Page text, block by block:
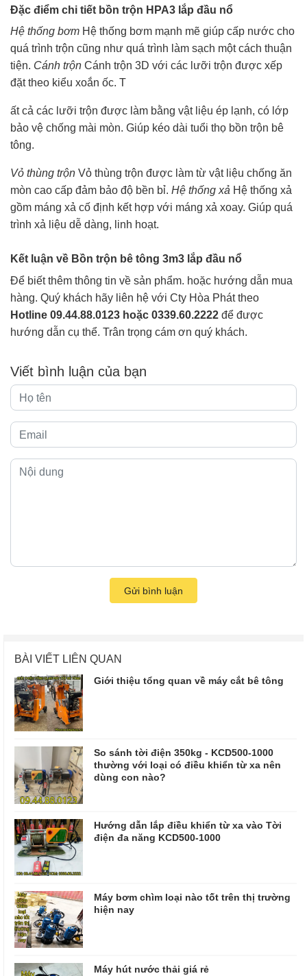
Đặc điểm chi tiết bồn trộn HPA3 lắp đầu nổ
Hệ thống bơm Hệ thống bơm mạnh mẽ giúp cấp nước cho
quá trình trộn cũng như quá trình làm sạch một cách thuận
tiện. Cánh trộn Cánh trộn 3D với các lưỡi trộn được xếp
đặt theo kiểu xoắn ốc. T
ất cả các lưỡi trộn được làm bằng vật liệu ép lạnh, có lớp
bảo vệ chống mài mòn. Giúp kéo dài tuổi thọ bồn trộn bê
tông.
Vỏ thùng trộn Vỏ thùng trộn được làm từ vật liệu chống ăn
mòn cao cấp đảm bảo độ bền bỉ. Hệ thống xả Hệ thống xả
gồm máng xả cố định kết hợp với máng xả xoay. Giúp quá
trình xả liệu dễ dàng, linh hoạt.
Kết luận về Bồn trộn bê tông 3m3 lắp đầu nổ
Để biết thêm thông tin về sản phẩm. hoặc hướng dẫn mua
hàng. Quý khách hãy liên hệ với Cty Hòa Phát theo
Hotline 09.44.88.0123 hoặc 0339.60.2222 để được
hướng dẫn cụ thể. Trân trọng cám ơn quý khách.
Viết bình luận của bạn
Gửi bình luận
BÀI VIẾT LIÊN QUAN
Giới thiệu tổng quan về máy cắt bê tông
So sánh tời điện 350kg - KCD500-1000
thường với loại có điều khiển từ xa nên
dùng con nào?
Hướng dẫn lắp điều khiển từ xa vào Tời
điện đa năng KCD500-1000
Máy bơm chìm loại nào tốt trên thị trường
hiện nay
Máy hút nước thải giá rẻ